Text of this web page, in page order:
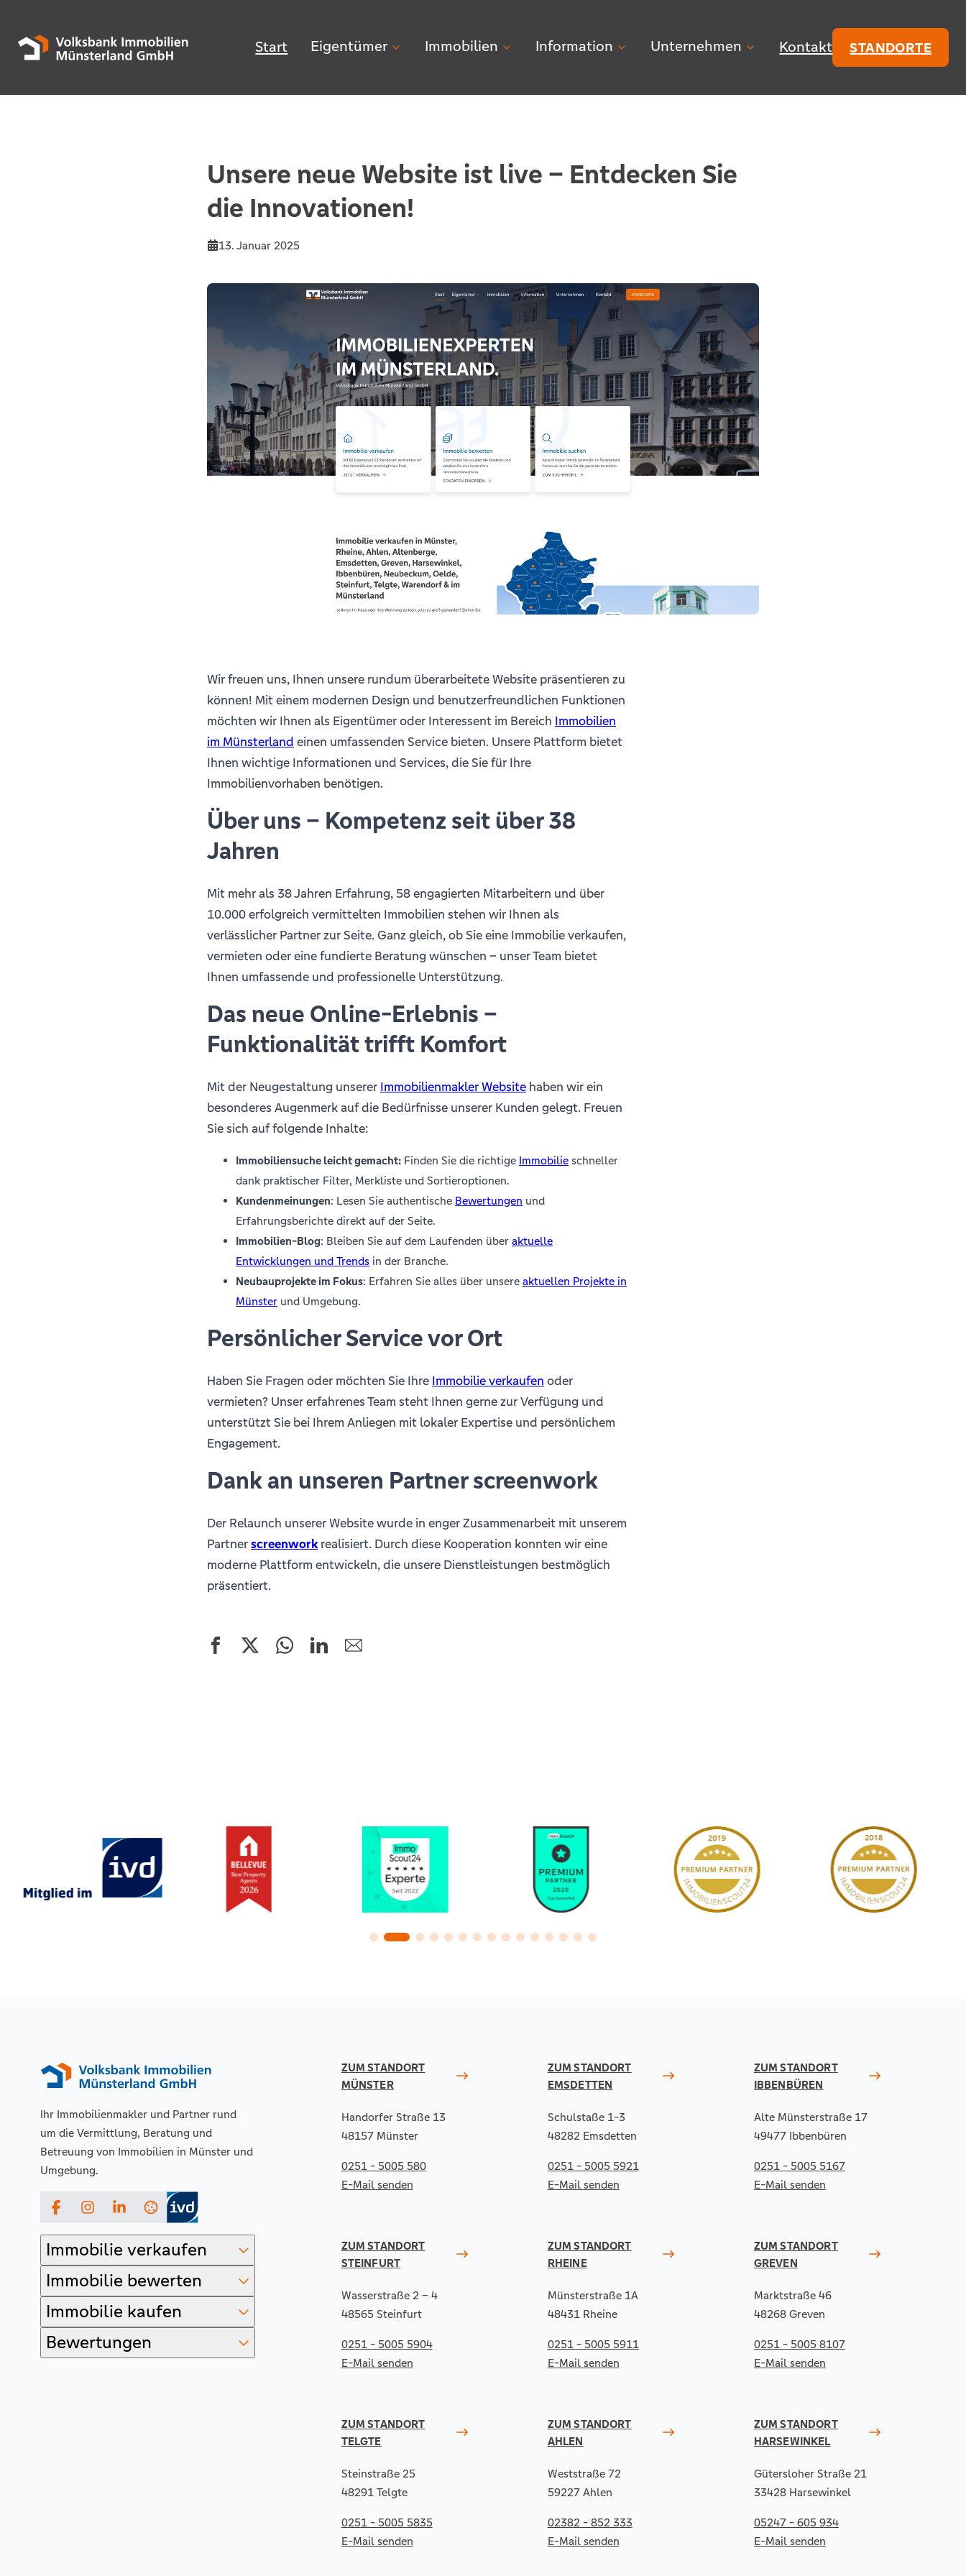
Start Eigentümer Immobilien Information Unternehmen Kontakt STANDORTE
Unsere neue Website ist live – Entdecken Sie
die Innovationen!
13. Januar 2025
Wir freuen uns, Ihnen unsere rundum überarbeitete Website präsentieren zu
können! Mit einem modernen Design und benutzerfreundlichen Funktionen
möchten wir Ihnen als Eigentümer oder Interessent im Bereich Immobilien
im Münsterland einen umfassenden Service bieten. Unsere Plattform bietet
Ihnen wichtige Informationen und Services, die Sie für Ihre
Immobilienvorhaben benötigen.
Über uns – Kompetenz seit über 38
Jahren
Mit mehr als 38 Jahren Erfahrung, 58 engagierten Mitarbeitern und über
10.000 erfolgreich vermittelten Immobilien stehen wir Ihnen als
verlässlicher Partner zur Seite. Ganz gleich, ob Sie eine Immobilie verkaufen,
vermieten oder eine fundierte Beratung wünschen – unser Team bietet
Ihnen umfassende und professionelle Unterstützung.
Das neue Online-Erlebnis –
Funktionalität trifft Komfort
Mit der Neugestaltung unserer Immobilienmakler Website haben wir ein
besonderes Augenmerk auf die Bedürfnisse unserer Kunden gelegt. Freuen
Sie sich auf folgende Inhalte:
Immobiliensuche leicht gemacht: Finden Sie die richtige Immobilie schneller
dank praktischer Filter, Merkliste und Sortieroptionen.
Kundenmeinungen: Lesen Sie authentische Bewertungen und
Erfahrungsberichte direkt auf der Seite.
Immobilien-Blog: Bleiben Sie auf dem Laufenden über aktuelle
Entwicklungen und Trends in der Branche.
Neubauprojekte im Fokus: Erfahren Sie alles über unsere aktuellen Projekte in
Münster und Umgebung.
Persönlicher Service vor Ort
Haben Sie Fragen oder möchten Sie Ihre Immobilie verkaufen oder
vermieten? Unser erfahrenes Team steht Ihnen gerne zur Verfügung und
unterstützt Sie bei Ihrem Anliegen mit lokaler Expertise und persönlichem
Engagement.
Dank an unseren Partner screenwork
Der Relaunch unserer Website wurde in enger Zusammenarbeit mit unserem
Partnerscreenworkrealisiert. Durch diese Kooperation konnten wir eine
moderne Plattform entwickeln, die unsere Dienstleistungen bestmöglich
präsentiert.
Ihr Immobilienmakler und Partner rund
um die Vermittlung, Beratung und
Betreuung von Immobilien in Münster und
Umgebung.
FacebookInstagramLinkedIn
Immobilie verkaufen
Immobilie bewerten
Immobilie kaufen
Bewertungen
ZUM STANDORT
MÜNSTER
Handorfer Straße 13
48157 Münster
0251 - 5005 580
E-Mail senden
ZUM STANDORT
EMSDETTEN
Schulstaße 1-3
48282 Emsdetten
0251 - 5005 5921
E-Mail senden
ZUM STANDORT
IBBENBÜREN
Alte Münsterstraße 17
49477 Ibbenbüren
0251 - 5005 5167
E-Mail senden
ZUM STANDORT
STEINFURT
Wasserstraße 2 – 4
48565 Steinfurt
0251 - 5005 5904
E-Mail senden
ZUM STANDORT
RHEINE
Münsterstraße 1A
48431 Rheine
0251 - 5005 5911
E-Mail senden
ZUM STANDORT
GREVEN
Marktstraße 46
48268 Greven
0251 - 5005 8107
E-Mail senden
ZUM STANDORT
TELGTE
Steinstraße 25
48291 Telgte
0251 - 5005 5835
E-Mail senden
ZUM STANDORT
AHLEN
Weststraße 72
59227 Ahlen
02382 - 852 333
E-Mail senden
ZUM STANDORT
HARSEWINKEL
Gütersloher Straße 21
33428 Harsewinkel
05247 - 605 934
E-Mail senden